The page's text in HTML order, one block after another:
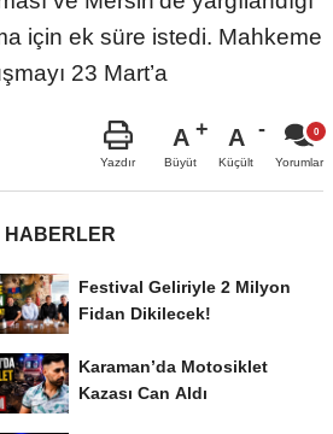
için ek süre istedi. Mahkeme
23 Mart’a
Yazdır
A
Büyüt
A
Küçült Yorumlar
HABERLER
Festival Geliriyle 2 Milyon
Fidan Dikilecek!
Karaman’da Motosiklet
Kazası Can Aldı